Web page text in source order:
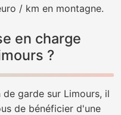
/ km en montagne.
en charge
?
garde sur Limours, il
de bénéficier d'une